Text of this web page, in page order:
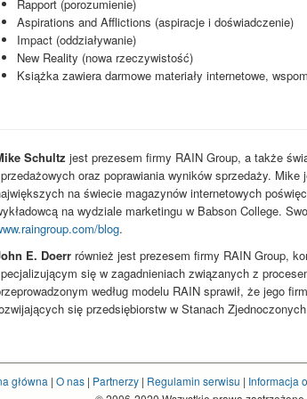
Rapport (porozumienie)
Aspirations and Afflictions (aspiracje i doświadczenie)
Impact (oddziaływanie)
New Reality (nowa rzeczywistość)
Książka zawiera darmowe materiały internetowe,
Schultz jest prezesem firmy RAIN Group, a także
oraz poprawiania wyników sprzedaży. Mike
na świecie magazynów internetowych
na wydziale marketingu w Babson College.
blog.
E. Doerr również jest prezesem firmy RAIN Group,
się w zagadnieniach związanych z
według modelu RAIN sprawił, że jego
się przedsiębiorstw w Stanach
główna | O nas| Partnerzy| Regulamin serwisu | Informacja